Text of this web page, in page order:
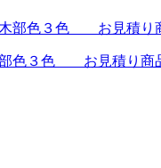
色３色 お見積り商